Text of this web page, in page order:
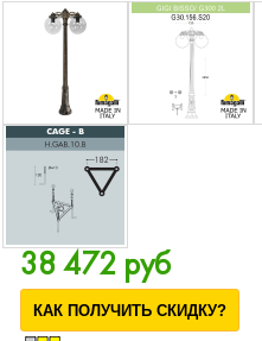
38 472 руб
КАК ПОЛУЧИТЬ СКИДКУ?